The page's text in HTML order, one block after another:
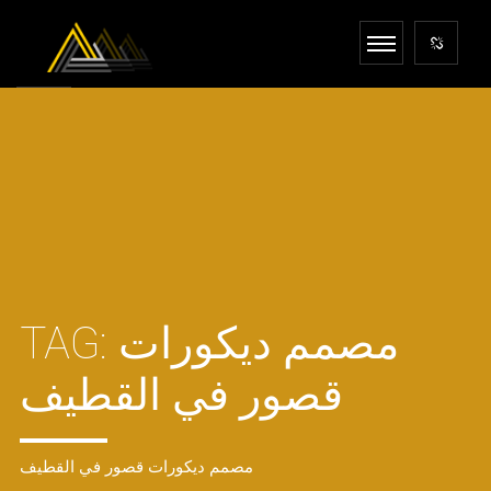
TAG: مصمم ديكورات
قصور في القطيف
مصمم ديكورات قصور في القطيف